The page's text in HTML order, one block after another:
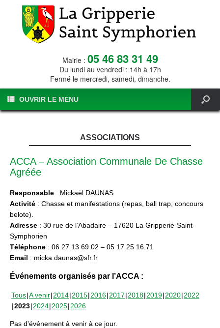
Mairie : 05 46 83 31 49
Du lundi au vendredi : 14h à 17h
Fermé le mercredi, samedi, dimanche.
OUVRIR LE MENU
ASSOCIATIONS
ACCA – Association Communale De Chasse
Agréée
Responsable : Mickaël DAUNAS
Activité : Chasse et manifestations (repas, ball trap, concours
belote).
Adresse : 30 rue de l’Abadaire – 17620 La Gripperie-Saint-
Symphorien
Téléphone : 06 27 13 69 02 – 05 17 25 16 71
Email : micka.daunas@sfr.fr
Événements organisés par l’ACCA :
Tous A venir 2014 2015 2016 2017 2018 2019 2020 2022
2023 2024 2025 2026
Pas d'événement à venir à ce jour.